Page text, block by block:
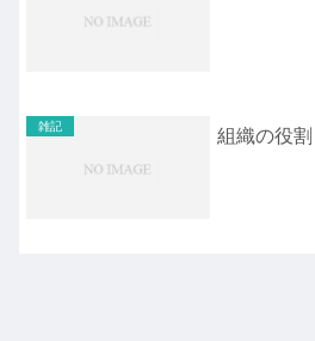
雑記 組織の役割